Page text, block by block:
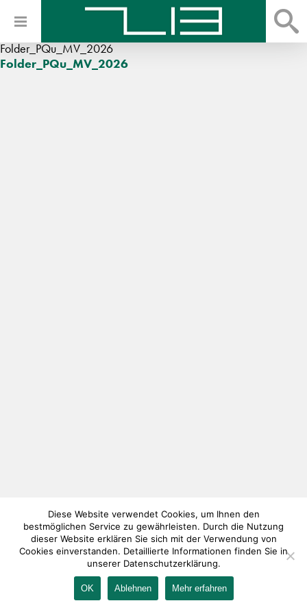
Folder_PQu_MV_2026
Folder_PQu_MV_2026
IMPRESSUM KONTAKT AGB DATENSCHUTZ
Diese Website verwendet Cookies, um Ihnen den
bestmöglichen Service zu gewährleisten. Durch die Nutzung
dieser Website erklären Sie sich mit der Verwendung von
Cookies einverstanden. Detaillierte Informationen finden Sie in
unserer Datenschutzerklärung.
OK Ablehnen Mehr erfahren